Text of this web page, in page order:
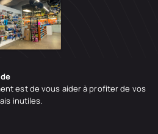
est de vous aider à profiter de vos
inutiles.